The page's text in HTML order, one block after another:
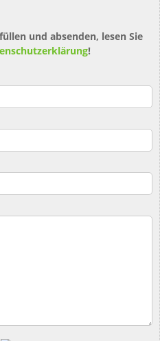
und absenden, lesen Sie
!